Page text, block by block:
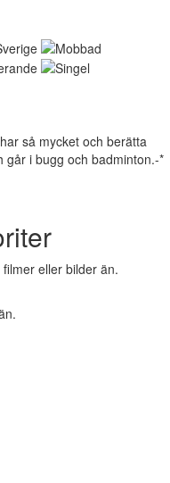
så mycket och berätta
går i bugg och badminton.-*
eller bilder än.